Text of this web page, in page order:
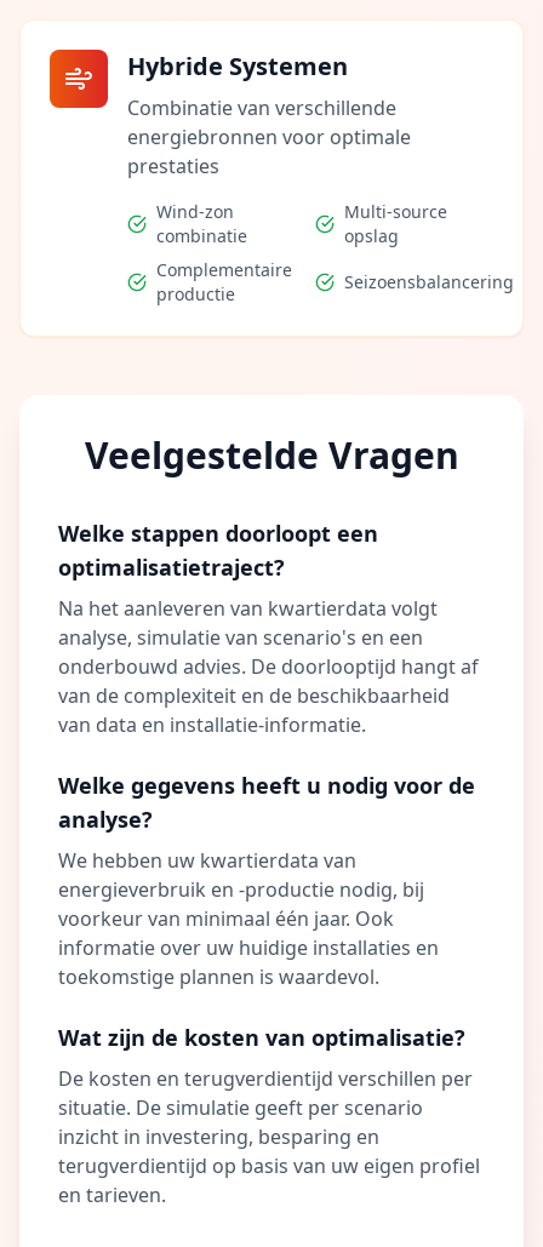
Hybride Systemen
Combinatie van verschillende
energiebronnen voor optimale
prestaties
Wind-zon
combinatie
Multi-source
opslag
Complementaire
productie
Seizoensbalancering
Veelgestelde Vragen
Welke stappen doorloopt een
optimalisatietraject?
Na het aanleveren van kwartierdata volgt
analyse, simulatie van scenario's en een
onderbouwd advies. De doorlooptijd hangt af
van de complexiteit en de beschikbaarheid
van data en installatie-informatie.
Welke gegevens heeft u nodig voor de
analyse?
We hebben uw kwartierdata van
energieverbruik en -productie nodig, bij
voorkeur van minimaal één jaar. Ook
informatie over uw huidige installaties en
toekomstige plannen is waardevol.
Wat zijn de kosten van optimalisatie?
De kosten en terugverdientijd verschillen per
situatie. De simulatie geeft per scenario
inzicht in investering, besparing en
terugverdientijd op basis van uw eigen profiel
en tarieven.